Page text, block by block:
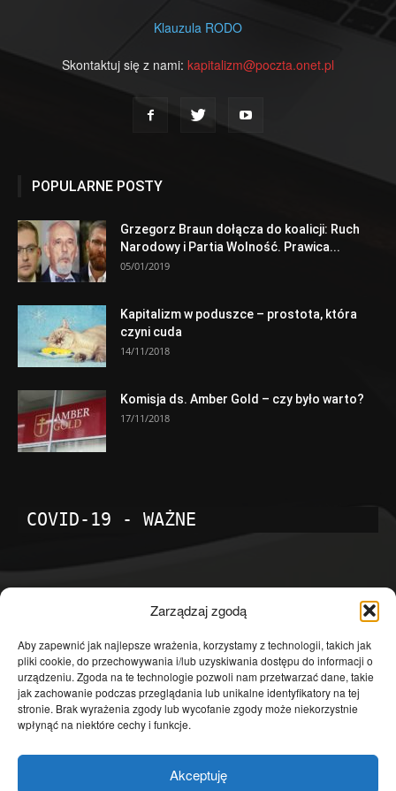
Zarządzaj zgodą
Aby zapewnić jak najlepsze wrażenia, korzystamy z technologii, takich jak
pliki cookie, do przechowywania i/lub uzyskiwania dostępu do informacji o
urządzeniu. Zgoda na te technologie pozwoli nam przetwarzać dane, takie
jak zachowanie podczas przeglądania lub unikalne identyfikatory na tej
stronie. Brak wyrażenia zgody lub wycofanie zgody może niekorzystnie
wpłynąć na niektóre cechy i funkcje.
Akceptuję
Klauzula RODO
Skontaktuj się z nami: kapitalizm@poczta.onet.pl
POPULARNE POSTY
Grzegorz Braun dołącza do koalicji: Ruch
Narodowy i Partia Wolność. Prawica...
05/01/2019
Kapitalizm w poduszce – prostota, która
czyni cuda
14/11/2018
Komisja ds. Amber Gold – czy było warto?
17/11/2018
COVID-19 - WAŻNE
Temat dnia
4601
Publicystyka
4363
Polityka
3639
Polska
Społeczeństwo
2823